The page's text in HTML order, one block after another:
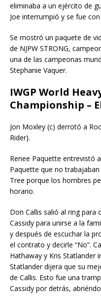
eliminaba a un ejército de
Joe interrumpió y se fue con
Se mostró un paquete de
de NJPW STRONG,
una de las campeonas
Stephanie Vaquer.
IWGP World
Championship –
Jon Moxley (c) derrotó a
Rider).
Renee Paquette entrevistó
Paquette que no
Tree porque los hombres
horario.
Don Callis salió al ring
Cassidy para unirse a la
y después de escuchar la
el contrato y decirle “No”.
Hathaway y Kris Statlander
Statlander dijera que su
de Callis. Esto fue una
Cassidy por detrás,